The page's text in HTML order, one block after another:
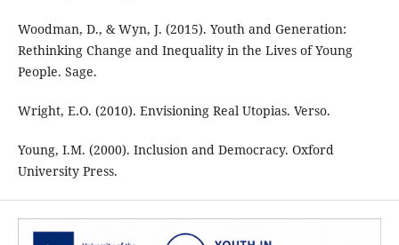
Woodman, D., & Wyn, J. (2015). Youth and Generation:
Rethinking Change and Inequality in the Lives of Young
People. Sage.
Wright, E.O. (2010). Envisioning Real Utopias. Verso.
Young, I.M. (2000). Inclusion and Democracy. Oxford
University Press.